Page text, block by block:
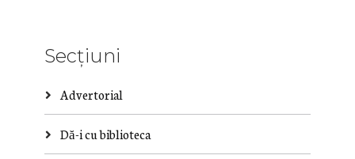
Secțiuni
Advertorial
Dă-i cu biblioteca